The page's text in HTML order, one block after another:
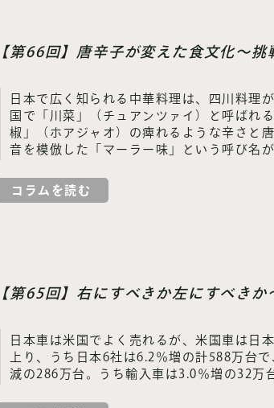
【第66回】唐辛子が変えた食文化～
日本で広く知られる中華料理は、四川料理
国で「川菜」（チュアンツァイ）と呼ばれ
椒」（ホアジャオ）の痺れるような辛さと
音を模倣した「マーラー味」という呼び名
コラムを読む
【第65回】右にすべきか左にすべきか
日本車は米国でよく売れるが、米国車は日
上り、うち日本6社は6.2％増の計588万台
減の286万台。うち輸入車は3.0％増の32万